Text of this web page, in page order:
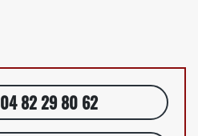
04 82 29 80 62